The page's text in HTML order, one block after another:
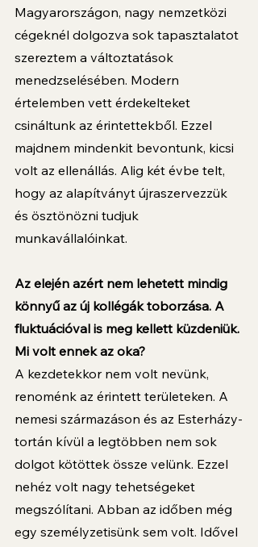
Magyarországon, nagy nemzetközi
cégeknél dolgozva sok tapasztalatot
szereztem a változtatások
menedzselésében. Modern
értelemben vett érdekelteket
csináltunk az érintettekből. Ezzel
majdnem mindenkit bevontunk, kicsi
volt az ellenállás. Alig két évbe telt,
hogy az alapítványt újraszervezzük
és ösztönözni tudjuk
munkavállalóinkat.
Az elején azért nem lehetett mindig
könnyű az új kollégák toborzása. A
fluktuációval is meg kellett küzdeniük.
Mi volt ennek az oka?
A kezdetekkor nem volt nevünk,
renoménk az érintett területeken. A
nemesi származáson és az Esterházy-
tortán kívül a legtöbben nem sok
dolgot kötöttek össze velünk. Ezzel
nehéz volt nagy tehetségeket
megszólítani. Abban az időben még
egy személyzetisünk sem volt. Idővel